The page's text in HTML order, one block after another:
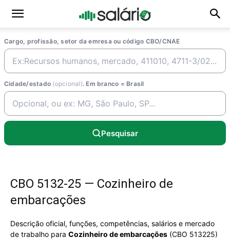
Cargo, profissão, setor da emresa ou código CBO/CNAE
Cidade/estado (opcional). Em branco = Brasil
Pesquisar
CBO 5132-25 — Cozinheiro de
embarcações
Descrição oficial, funções, competências, salários e mercado
de trabalho para Cozinheiro de embarcações (CBO 513225)